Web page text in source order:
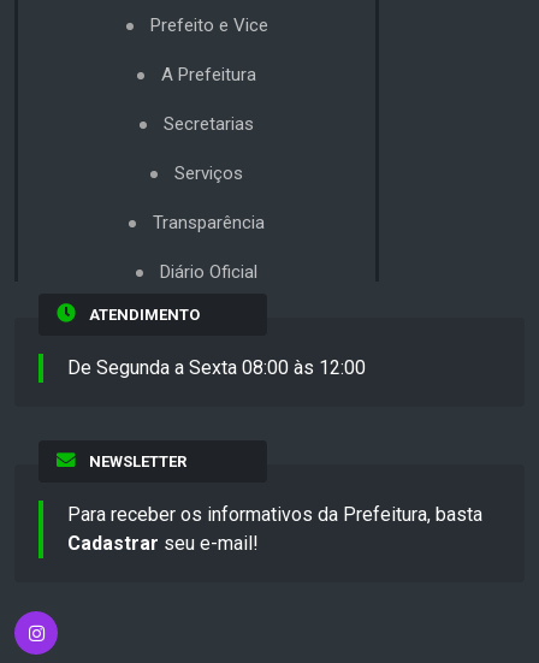
Prefeito e Vice
A Prefeitura
Secretarias
Serviços
Transparência
Diário Oficial
ATENDIMENTO
De Segunda a Sexta 08:00 às 12:00
NEWSLETTER
Para receber os informativos da Prefeitura, basta
Cadastrar seu e-mail!